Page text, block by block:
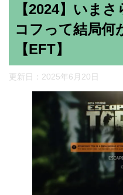
【2024】いま
コフって結局何
【EFT】
更新日： 2025年6月20日